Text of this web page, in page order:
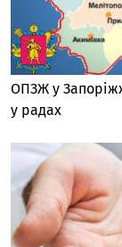
ОПЗЖ у
у радах